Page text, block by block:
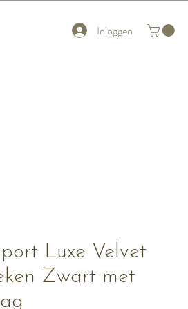
Inloggen
Luxe Velvet
Zwart met